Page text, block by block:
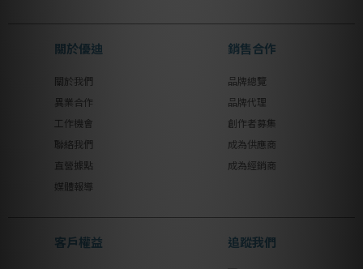
關於優迪
關於我們
異業合作
工作機會
聯絡我們
直營據點
媒體報導
銷售合作
品牌總覽
品牌代理
創作者募集
成為供應商
成為經銷商
客戶權益 追蹤我們